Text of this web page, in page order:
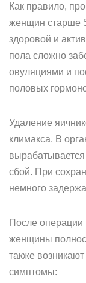
Как правило,
женщин старше
здоровой и
пола сложно
овуляциями и
половых
Удаление
климакса. В
вырабатывается
сбой. При
немного
После операции
женщины
также
симптомы: